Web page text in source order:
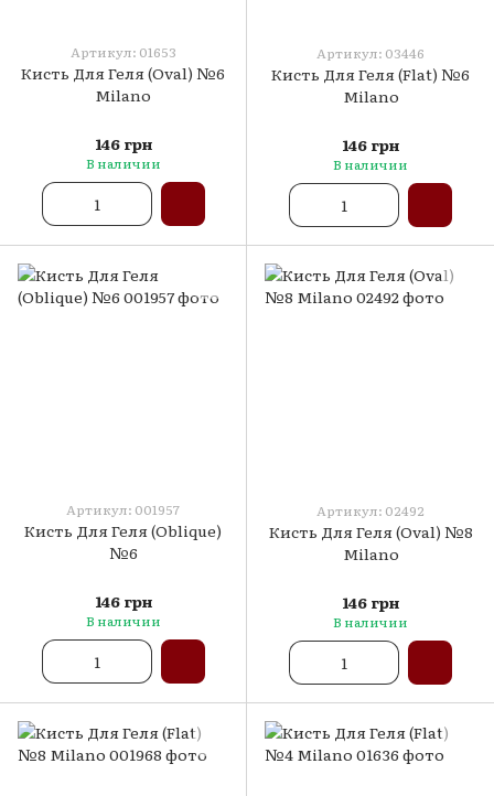
Артикул: 01653
Кисть Для Геля (Oval) №6
Milano
146 грн
В наличии
Артикул: 03446
Кисть Для Геля (Flat) №6
Milano
146 грн
В наличии
Артикул: 001957
Кисть Для Геля (Oblique)
№6
146 грн
В наличии
Артикул: 02492
Кисть Для Геля (Oval) №8
Milano
146 грн
В наличии